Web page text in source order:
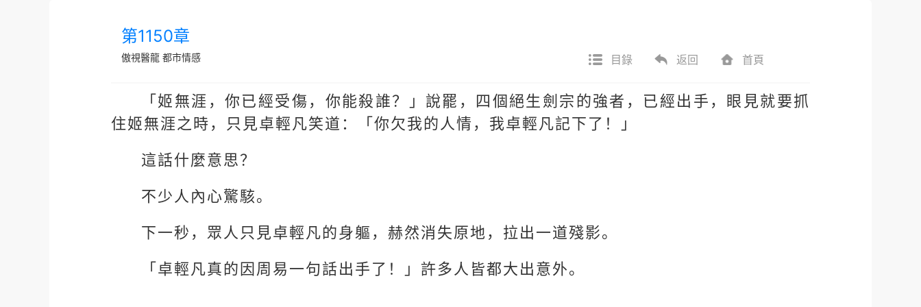
第1150章
傲視醫龍 都市情感 目錄 返回 首頁
「姬無涯，你已經受傷，你能殺誰？」說罷，四個絕生劍宗的強者，已經出手，眼見就要抓
住姬無涯之時，只見卓輕凡笑道：「你欠我的人情，我卓輕凡記下了！」
這話什麼意思？
不少人內心驚駭。
下一秒，眾人只見卓輕凡的身軀，赫然消失原地，拉出一道殘影。
「卓輕凡真的因周易一句話出手了！」許多人皆都大出意外。